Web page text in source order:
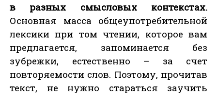
в разных смысловых контекстах.
Основная масса общеупотребительной
лексики при том чтении, которое вам
предлагается, запоминается без
зубрежки, естественно – за счет
повторяемости слов. Поэтому, прочитав
текст, не нужно стараться заучить